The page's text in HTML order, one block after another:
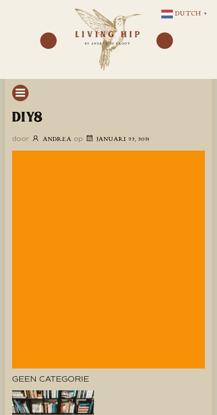
NAAR
DE
INHOUD
DIY8
door ANDREA op JANUARI 22, 2021
GEEN CATEGORIE
DUTCH ▼